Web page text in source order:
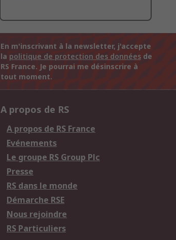
En m'inscrivant à la newsletter, j'accepte
la politique de protection des données de
RS France. Je pourrai me désinscrire à
tout moment.
A propos de RS
A propos de RS France
Evénements
Le groupe RS Group Plc
Presse
RS dans le monde
Démarche RSE
Nous rejoindre
RS Particuliers